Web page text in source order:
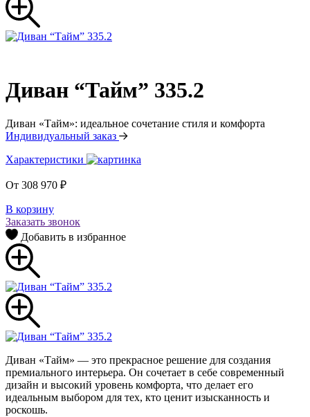
Диван “Тайм” 335.2
Диван «Тайм»: идеальное сочетание стиля и комфорта
Индивидуальный заказ
Характеристики
От 308 970 ₽
В корзину
Заказать звонок
Добавить в избранное
Диван «Тайм» — это прекрасное решение для создания
премиального интерьера. Он сочетает в себе современный
дизайн и высокий уровень комфорта, что делает его
идеальным выбором для тех, кто ценит изысканность и
роскошь.